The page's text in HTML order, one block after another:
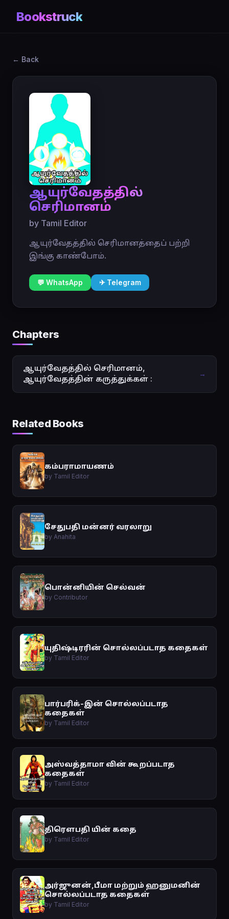
Bookstruck
← Back
ஆயுர்வேதத்தில்
செரிமானம்
by Tamil Editor
ஆயுர்வேதத்தில் செரிமானத்தைப் பற்றி
இங்கு காண்போம்.
💬 WhatsApp ✈ Telegram
Chapters
ஆயுர்வேதத்தில் செரிமானம்,
ஆயுர்வேதத்தின் கருத்துக்கள் :
→
Related Books
கம்பராமாயணம்
by Tamil Editor
சேதுபதி மன்னர் வரலாறு
by Anahita
பொன்னியின் செல்வன்
by Contributor
யுதிஷ்டிரரின் சொல்லப்படாத கதைகள்
by Tamil Editor
பார்பரிக்-இன் சொல்லப்படாத
கதைகள்
by Tamil Editor
அஸ்வத்தாமா வின் கூறப்படாத
கதைகள்
by Tamil Editor
திரௌபதி யின் கதை
by Tamil Editor
அர்ஜுனன்,பீமா மற்றும் ஹனுமனின்
சொல்லப்படாத கதைகள்
by Tamil Editor